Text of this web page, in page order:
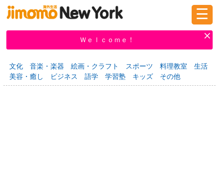
掲示板 タウン情報 教えて！
☰
Ｗｅｌｃｏｍｅ！
文化 音楽・楽器 絵画・クラフト スポーツ 料理教室
生活
美容・癒し
ビジネス 語学 学習塾 キッズ その他